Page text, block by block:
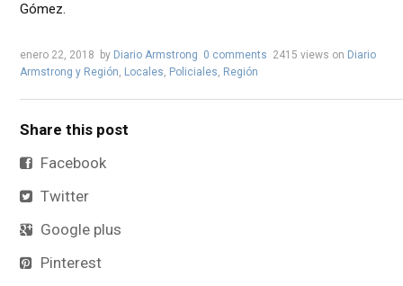
Gómez.
enero 22, 2018 by Diario Armstrong 0 comments 2415 views on Diario
Armstrong y Región, Locales, Policiales, Región
Share this post
Facebook
Twitter
Google plus
Pinterest